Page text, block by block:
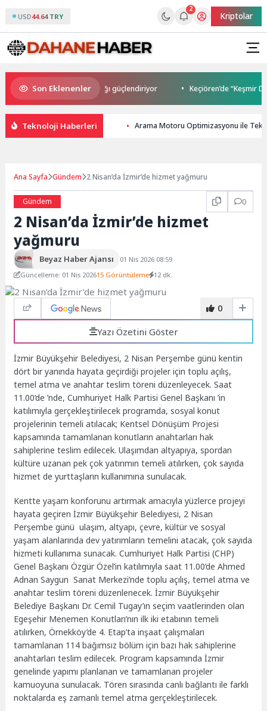
USD44.64 TRY
2
Kriptolar
Son Eklenenler
siber dayanıklılığı güçlendiriyor Keçiören’de “Keşmir
Teknoloji Haberleri Arama Motoru Optimizasyonu ile
Ana Sayfa Gündem 2 Nisan’da İzmir’de hizmet yağmuru
Gündem 0
2 Nisan’da İzmir’de hizmet
yağmuru
Beyaz Haber Ajansı
01 Nis 2026 08:59
Güncelleme: 01 Nis 202615 Görüntüleme 12 dk.
0
Yazı Özetini Göster
İzmir Büyükşehir Belediyesi, 2 Nisan Perşembe günü kentin
dört bir yanında hayata geçirdiği projeler için toplu açılış,
temel atma ve anahtar teslim töreni düzenleyecek. Saat
11.00’de ’nde, Cumhuriyet Halk Partisi Genel Başkanı ’in
katılımıyla gerçekleştirilecek programda, sosyal konut
projelerinin temeli atılacak; Kentsel Dönüşüm Projesi
kapsamında tamamlanan konutların anahtarları hak
sahiplerine teslim edilecek. Ulaşımdan altyapıya, spordan
kültüre uzanan pek çok yatırımın temeli atılırken, çok sayıda
hizmet de yurttaşların kullanımına sunulacak.
Kentte yaşam konforunu artırmak amacıyla yüzlerce projeyi
hayata geçiren İzmir Büyükşehir Belediyesi, 2 Nisan
Perşembe günü ulaşım, altyapı, çevre, kültür ve sosyal
yaşam alanlarında dev yatırımların temelini atacak, çok sayıda
hizmeti kullanıma sunacak. Cumhuriyet Halk Partisi (CHP)
Genel Başkanı Özgür Özel’in katılımıyla saat 11.00’de Ahmed
Adnan Saygun Sanat Merkezi’nde toplu açılış, temel atma ve
anahtar teslim töreni düzenlenecek. İzmir Büyükşehir
Belediye Başkanı Dr. Cemil Tugay’ın seçim vaatlerinden olan
Egeşehir Menemen Konutları’nın ilk iki etabının temeli
atılırken, Örnekköy’de 4. Etap’ta inşaat çalışmaları
tamamlanan 114 bağımsız bölüm için bazı hak sahiplerine
anahtarları teslim edilecek. Program kapsamında İzmir
genelinde yapımı planlanan ve tamamlanan projeler
kamuoyuna sunulacak. Tören sırasında canlı bağlantı ile farklı
noktalarda eş zamanlı temel atma gerçekleştirilecek.